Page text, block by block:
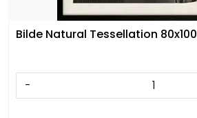
Bilde Natural Tessellation 80x100
-